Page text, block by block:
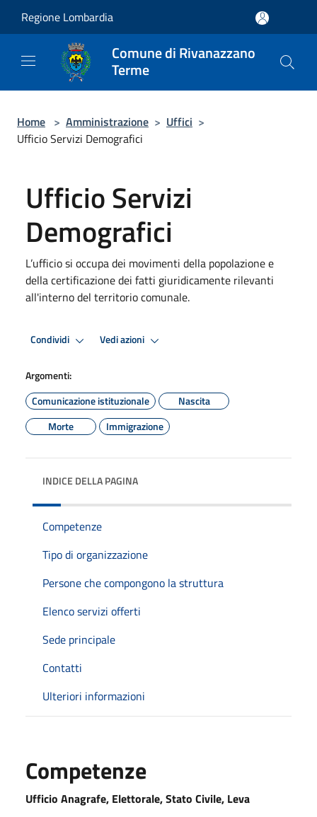
Regione Lombardia
Comune di Rivanazzano
Terme
Home > Amministrazione > Uffici >
Ufficio Servizi Demografici
Ufficio Servizi
Demografici
L’ufficio si occupa dei movimenti della popolazione e
della certificazione dei fatti giuridicamente rilevanti
all'interno del territorio comunale.
Condividi Vedi azioni
Argomenti:
Comunicazione istituzionale
Nascita
Morte
Immigrazione
INDICE DELLA PAGINA
Competenze
Tipo di organizzazione
Persone che compongono la struttura
Elenco servizi offerti
Sede principale
Contatti
Ulteriori informazioni
Competenze
Ufficio Anagrafe, Elettorale, Stato Civile, Leva